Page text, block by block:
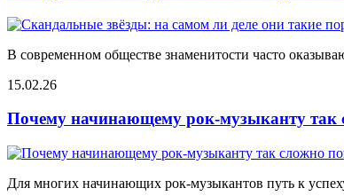
В современном обществе знаменитости часто
15.02.26
Почему начинающему рок-музыканту так
Для многих начинающих рок-музыкантов путь к